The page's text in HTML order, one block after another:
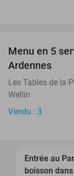
Menu en 5
Ardennes
Les Tables de la
Wellin
Vendu : 3
Entrée au
boisson